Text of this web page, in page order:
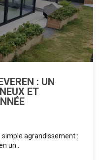
: UN
ET
simple agrandissement :
un…